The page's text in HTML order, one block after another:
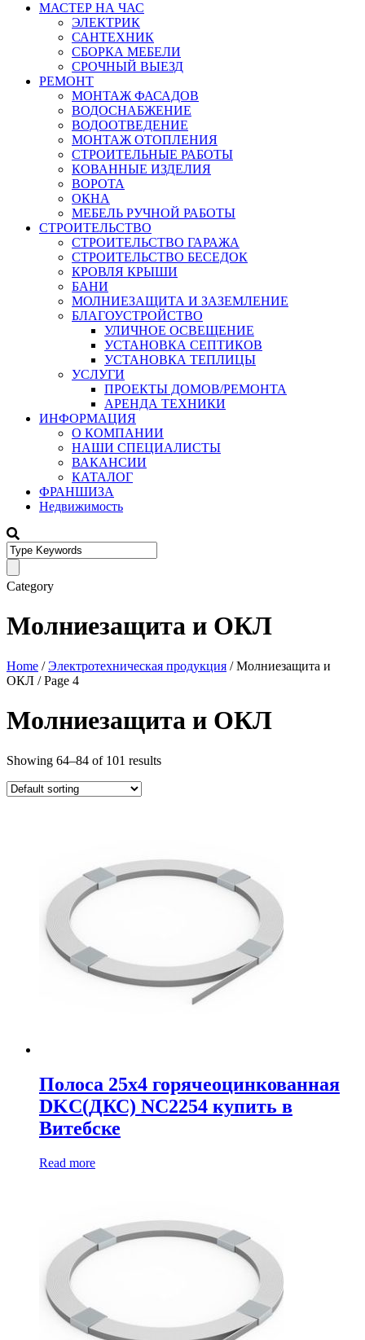
МАСТЕР НА ЧАС
ЭЛЕКТРИК
САНТЕХНИК
СБОРКА МЕБЕЛИ
СРОЧНЫЙ ВЫЕЗД
РЕМОНТ
МОНТАЖ ФАСАДОВ
ВОДОСНАБЖЕНИЕ
ВОДООТВЕДЕНИЕ
МОНТАЖ ОТОПЛЕНИЯ
СТРОИТЕЛЬНЫЕ РАБОТЫ
КОВАННЫЕ ИЗДЕЛИЯ
ВОРОТА
ОКНА
МЕБЕЛЬ РУЧНОЙ РАБОТЫ
СТРОИТЕЛЬСТВО
СТРОИТЕЛЬСТВО ГАРАЖА
СТРОИТЕЛЬСТВО БЕСЕДОК
КРОВЛЯ КРЫШИ
БАНИ
МОЛНИЕЗАЩИТА И ЗАЗЕМЛЕНИЕ
БЛАГОУСТРОЙСТВО
УЛИЧНОЕ ОСВЕЩЕНИЕ
УСТАНОВКА СЕПТИКОВ
УСТАНОВКА ТЕПЛИЦЫ
УСЛУГИ
ПРОЕКТЫ ДОМОВ/РЕМОНТА
АРЕНДА ТЕХНИКИ
ИНФОРМАЦИЯ
О КОМПАНИИ
НАШИ СПЕЦИАЛИСТЫ
ВАКАНСИИ
КАТАЛОГ
ФРАНШИЗА
Недвижимость
Category
Молниезащита и ОКЛ
Home /Электротехническая продукция / Молниезащита и
ОКЛ / Page 4
Молниезащита и ОКЛ
Showing 64–84 of 101 results
Полоса 25х4 горячеоцинкованная
DKC(ДКС) NC2254 купить в
Витебске
Read more